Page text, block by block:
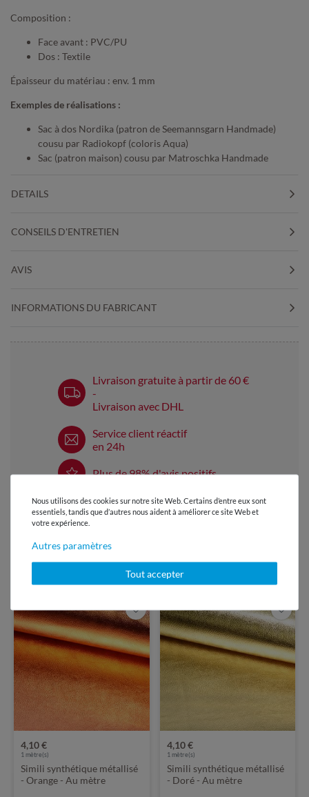
Composition :
Face avant : PVC/PU
Dos : Textile
Épaisseur du matériau : env. 1 mm
Exemples de réalisations :
Sac à dos Nordika (patron de Seemannsgarn Handmade)
cousu par Radiokopf (coloris Aqua)
Sac (patron maison) cousu par Matroschka Handmade
DETAILS
CONSEILS D'ENTRETIEN
AVIS
INFORMATIONS DU FABRICANT
Livraison gratuite à partir de 60 €
-
Livraison avec DHL
Service client réactif
en 24h
Plus de 98% d'avis positifs
Patrons gratuits chaque mois
- dans le Snaply Magazine
VOUS AIMEREZ PEUT-ÊTRE AUSSI
4,10 €
1 mètre(s)
Simili synthétique métallisé
- Orange - Au mètre
4,10 €
1 mètre(s)
Simili synthétique métallisé
- Doré - Au mètre
Nous utilisons des cookies sur notre site Web. Certains d’entre eux sont
essentiels, tandis que d’autres nous aident à améliorer ce site Web et
votre expérience.
Autres paramètres
Tout accepter